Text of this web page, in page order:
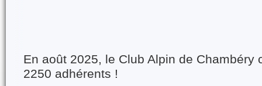
En août 2025, le Club Alpin de Chambéry
2250 adhérents !